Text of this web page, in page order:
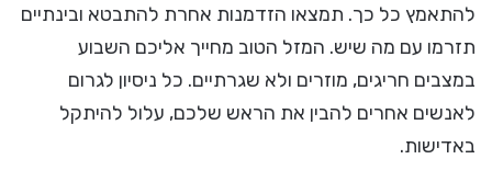
להתאמץ כל כך. תמצאו הזדמנות אחרת להתבטא ובינתיים
תזרמו עם מה שיש. המזל הטוב מחייך אליכם השבוע
במצבים חריגים, מוזרים ולא שגרתיים. כל ניסיון לגרום
לאנשים אחרים להבין את הראש שלכם, עלול להיתקל
באדישות.